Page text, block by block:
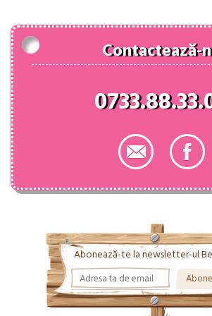
Contactează-
Abonează-te la newsletter-ul